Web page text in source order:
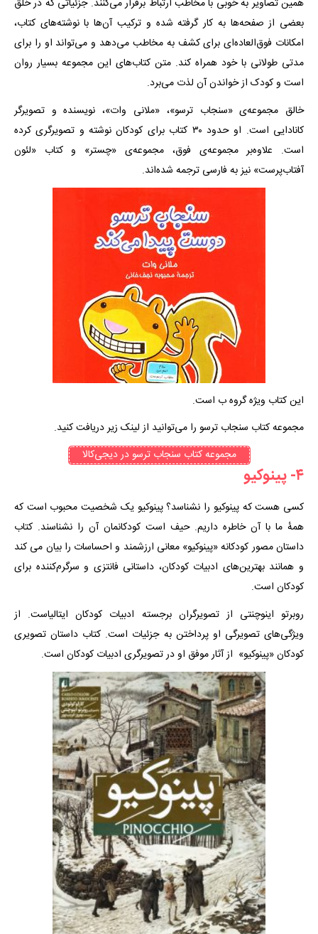
همین تصاویر به خوبی با مخاطب ارتباط برقرار می‌کنند. جزئیاتی که در خلق
بعضی از صفحه‌ها به کار گرفته شده و ترکیب آن‌ها با نوشته‌های کتاب،
امکانات فوق‌العاده‌ای برای کشف به مخاطب می‌دهد و می‌تواند او را برای
مدتی طولانی با خود همراه کند. متن کتاب‌های این مجموعه بسیار روان
است و کودک از خواندن آن لذت می‌برد.
خالق مجموعه‌ی «سنجاب ترسو»، «ملانی وات»، نویسنده و تصویرگر
کانادایی است. او حدود ۳۰ کتاب برای کودکان نوشته و تصویرگری کرده
است. علاوه‌بر مجموعه‌ی فوق، مجموعه‌ی «چستر» و کتاب «لئون
آفتاب‌پرست» نیز به فارسی ترجمه شده‌اند.
این کتاب ویژه گروه ب است.
مجموعه کتاب سنجاب ترسو را می‌توانید از لینک زیر دریافت کنید.
مجموعه کتاب سنجاب ترسو در دیجی‌کالا
۴- پینوکیو
کسی هست که پینوکیو را نشناسد؟ پینوکیو یک شخصیت محبوب است که
همهٔ ما با آن خاطره داریم. حیف است کودکانمان آن را نشناسند. کتاب
داستان مصور کودکانه «پینوکیو» معانی ارزشمند و احساسات را بیان می کند
و همانند بهترین‌های ادبیات کودکان، داستانی فانتزی و سرگرم‌کننده برای
کودکان است.
روبرتو اینوچنتی از تصویرگران برجسته ادبیات کودکان ایتالیاست. از
ویژگی‌های تصویرگی او پرداختن به جزئیات است. کتاب داستان تصویری
کودکان «پینوکیو» از آثار موفق او در تصویرگری ادبیات کودکان است.